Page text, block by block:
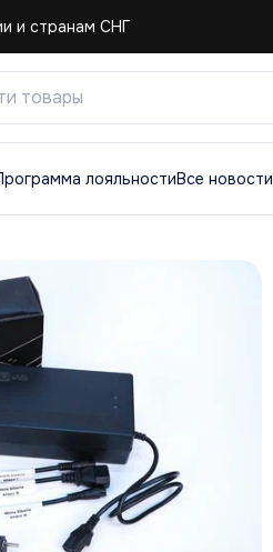
и странам СНГ
лояльностиВсе новости